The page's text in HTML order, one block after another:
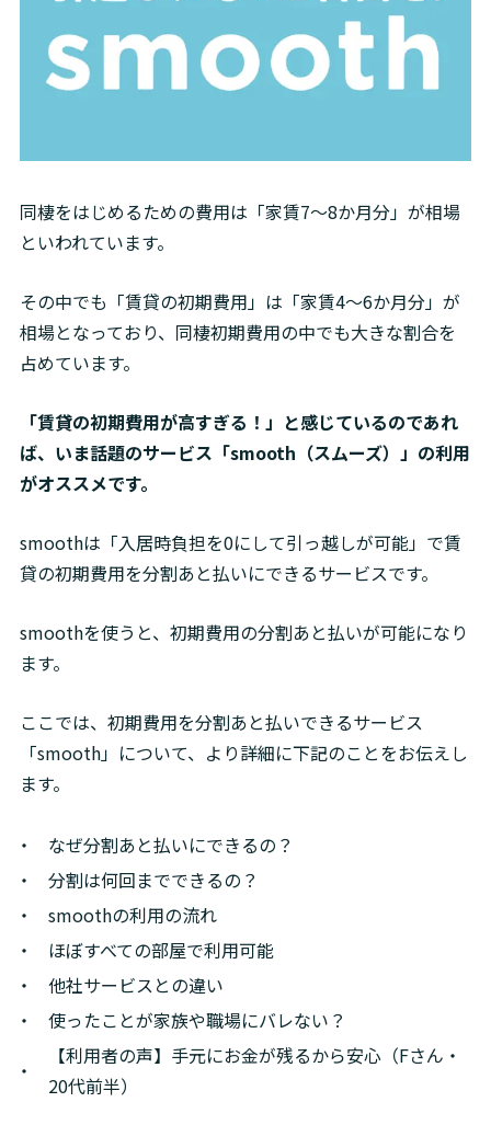
同棲をはじめるための費用は「家賃7～8か月分」が相場
といわれています。
その中でも「賃貸の初期費用」は「家賃4～6か月分」が
相場となっており、同棲初期費用の中でも大きな割合を
占めています。
「賃貸の初期費用が高すぎる！」と感じているのであれ
ば、いま話題のサービス「smooth（スムーズ）」の利用
がオススメです。
smoothは「入居時負担を0にして引っ越しが可能」で賃
貸の初期費用を分割あと払いにできるサービスです。
smoothを使うと、初期費用の分割あと払いが可能になり
ます。
ここでは、初期費用を分割あと払いできるサービス
「smooth」について、より詳細に下記のことをお伝えし
ます。
なぜ分割あと払いにできるの？
分割は何回までできるの？
smoothの利用の流れ
ほぼすべての部屋で利用可能
他社サービスとの違い
使ったことが家族や職場にバレない？
【利用者の声】手元にお金が残るから安心（Fさん・
20代前半）